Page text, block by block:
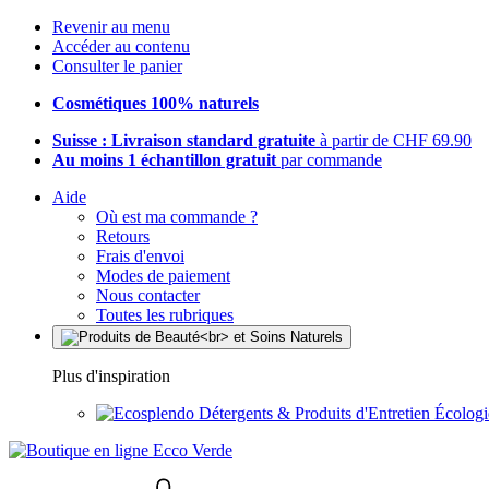
Revenir au menu
Accéder au contenu
Consulter le panier
Cosmétiques 100% naturels
Suisse : Livraison standard gratuite à partir de CHF 69.90
Au moins 1 échantillon gratuit par commande
Aide
Où est ma commande ?
Retours
Frais d'envoi
Modes de paiement
Nous contacter
Toutes les rubriques
Plus d'inspiration
Détergents & Produits d'Entretien